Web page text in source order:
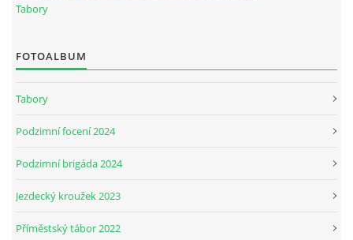
PODZIMNÍ BRIGÁDA 9.11.2024
VELKÝ PÁTEK-18.4 KROUŽEK BUDE NORMÁLNĚ PROBÍHAT
Tabory
FOTOALBUM
Tabory
Podzimní focení 2024
Podzimní brigáda 2024
Jezdecký kroužek 2023
Příměstský tábor 2022